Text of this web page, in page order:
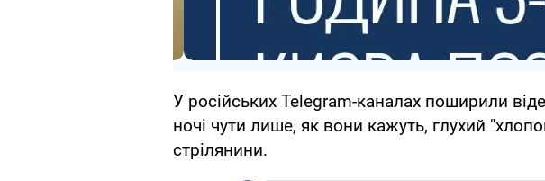
У російських Telegram-каналах поширили
ночі чути лише, як вони кажуть, глухий
стрілянини.